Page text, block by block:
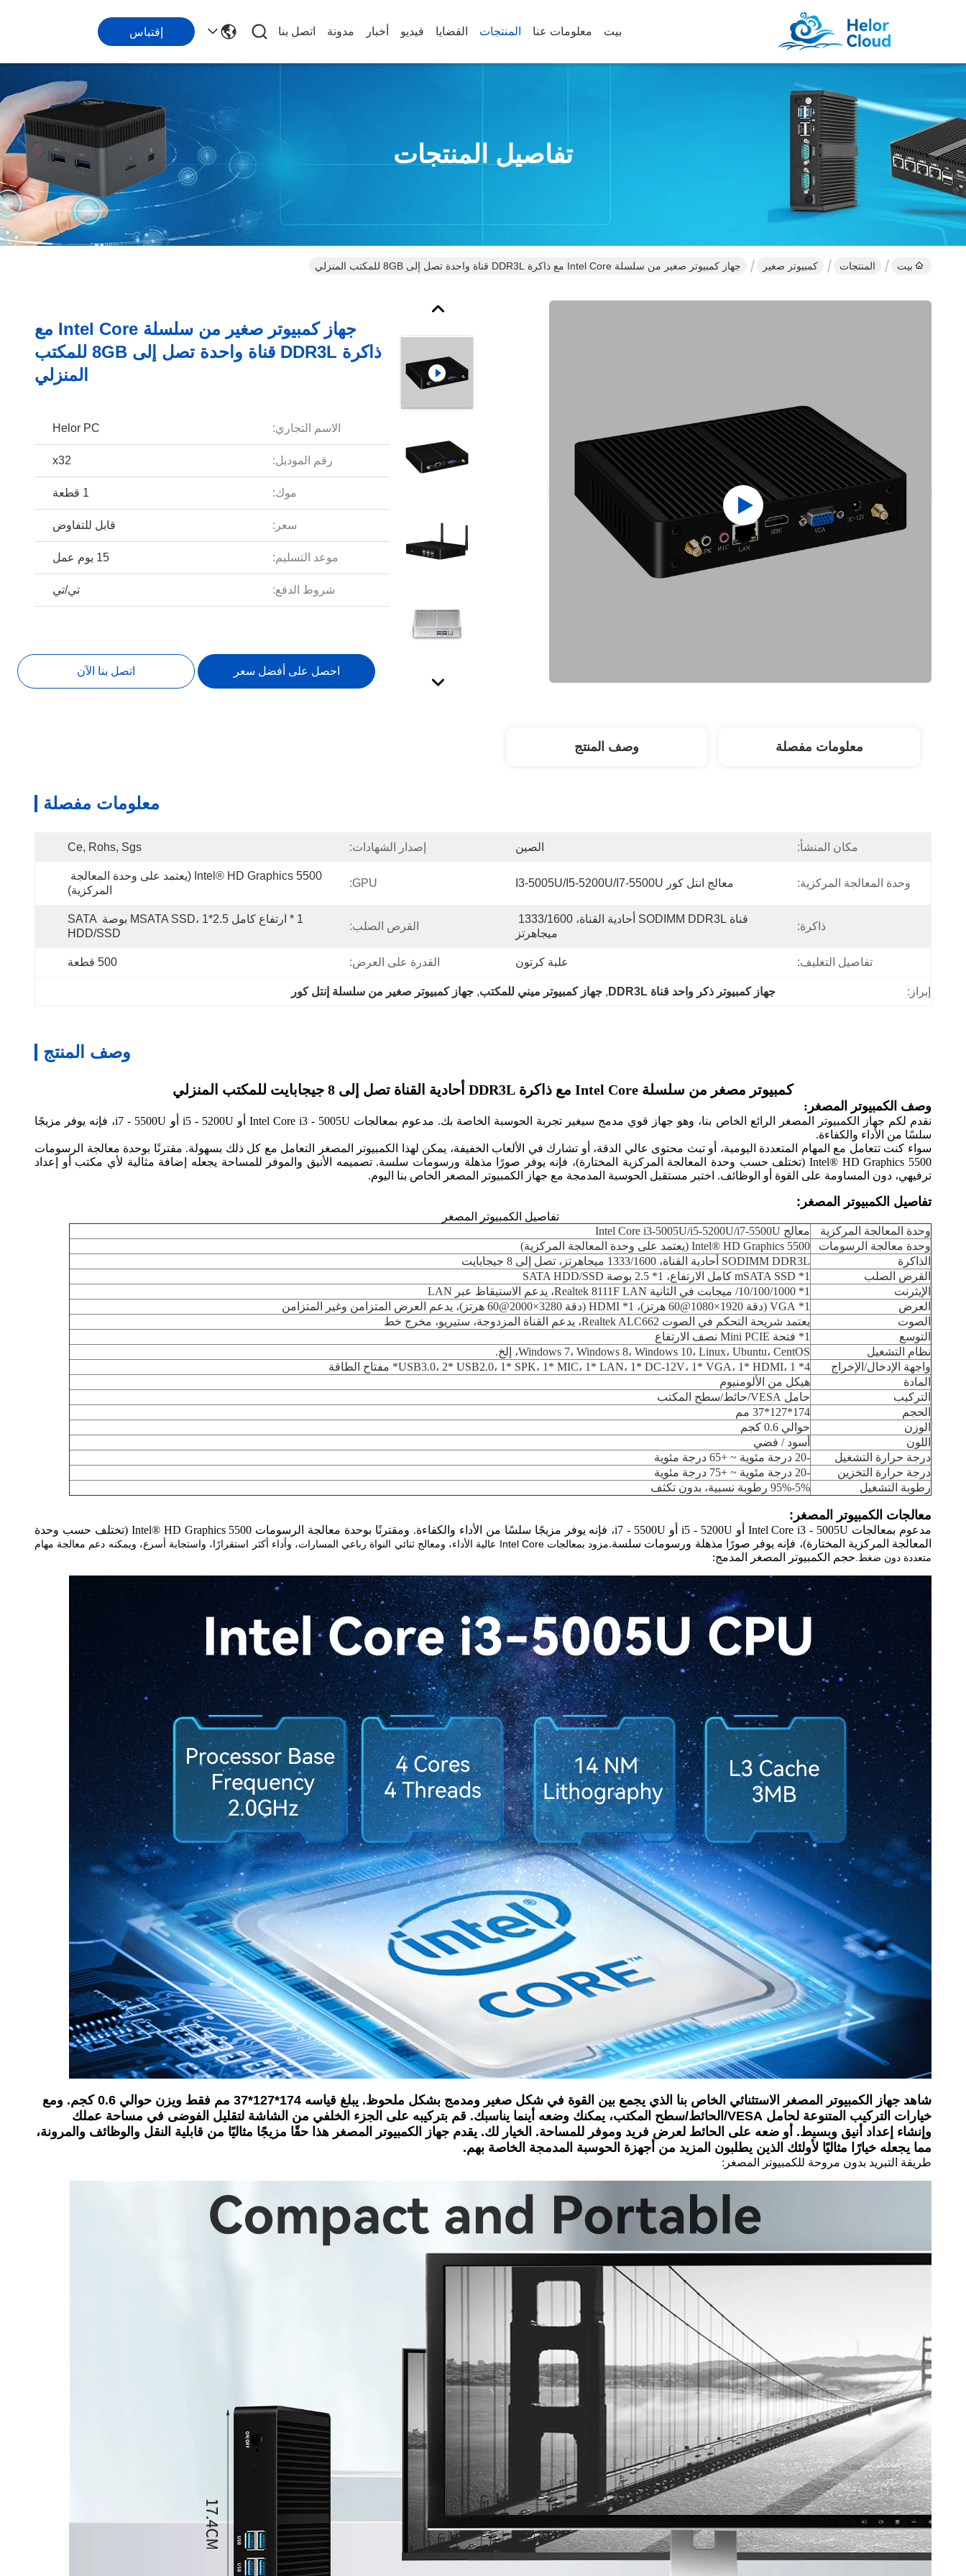
بيت معلومات عنا المنتجات القضايا فيديو أخبار مدونة اتصل بنا إقتباس
تفاصيل المنتجات
بيت المنتجات كمبيوتر صغير جهاز كمبيوتر صغير من سلسلة Intel Core مع ذاكرة DDR3L قناة واحدة تصل إلى 8GB للمكتب المنزلي
جهاز كمبيوتر صغير من سلسلة Intel Core مع
ذاكرة DDR3L قناة واحدة تصل إلى 8GB للمكتب
المنزلي
الاسم التجاري: Helor PC
رقم الموديل: x32
موك: 1 قطعة
سعر: قابل للتفاوض
موعد التسليم: 15 يوم عمل
شروط الدفع: تي/تي
احصل على أفضل سعر اتصل بنا الآن
معلومات مفصلة وصف المنتج
معلومات مفصلة
مكان المنشأ: الصين إصدار الشهادات: Ce, Rohs, Sgs
وحدة المعالجة المركزية: معالج انتل كور I3-5005U/i5-5200U/i7-5500U GPU:
المركزية)
ذاكرة:
ميجاهرتز
القرص الصلب:
1 * ارتفاع كامل MSATA SSD، 1*2.5 بوصة SATA
HDD/SSD
تفاصيل التغليف: علبة كرتون القدرة على العرض: 500 قطعة
إبراز: جهاز كمبيوتر ذكر واحد قناة DDR3L , جهاز كمبيوتر ميني للمكتب, جهاز كمبيوتر صغير من سلسلة إنتل كور
وصف المنتج
كمبيوتر مصغر من سلسلة Intel Core مع ذاكرة DDR3L أحادية القناة تصل إلى 8 جيجابايت للمكتب المنزلي
وصف الكمبيوتر المصغر:
نقدم لكم جهاز الكمبيوتر المصغر الرائع الخاص بنا، وهو جهاز قوي مدمج سيغير تجربة الحوسبة الخاصة بك. مدعوم بمعالجات Intel Core i3 - 5005U أو i5 - 5200U أو i7 - 5500U، فإنه يوفر مزيجًا
سلسًا من الأداء والكفاءة.
سواء كنت تتعامل مع المهام المتعددة اليومية، أو تبث محتوى عالي الدقة، أو تشارك في الألعاب الخفيفة، يمكن لهذا الكمبيوتر المصغر التعامل مع كل ذلك بسهولة. مقترنًا بوحدة معالجة الرسومات
Intel® HD Graphics 5500 (تختلف حسب وحدة المعالجة المركزية المختارة)، فإنه يوفر صورًا مذهلة ورسومات سلسة. تصميمه الأنيق والموفر للمساحة يجعله إضافة مثالية لأي مكتب أو إعداد
ترفيهي، دون المساومة على القوة أو الوظائف. اختبر مستقبل الحوسبة المدمجة مع جهاز الكمبيوتر المصغر الخاص بنا اليوم.
تفاصيل الكمبيوتر المصغر:
تفاصيل الكمبيوتر المصغر
وحدة المعالجة المركزية
معالج Intel Core i3-5005U/i5-5200U/i7-5500U
وحدة معالجة الرسومات
Intel® HD Graphics 5500 (يعتمد على وحدة المعالجة المركزية)
الذاكرة
SODIMM DDR3L أحادية القناة، 1333/1600 ميجاهرتز، تصل إلى 8 جيجابايت
القرص الصلب
1* mSATA SSD كامل الارتفاع، 1* 2.5 بوصة SATA HDD/SSD
الإيثرنت
1* 10/100/1000/ ميجابت في الثانية Realtek 8111F LAN، يدعم الاستيقاظ عبر LAN
العرض
1* VGA (دقة 1920×1080@60 هرتز)، 1* HDMI (دقة 3280×2000@60 هرتز)، يدعم العرض المتزامن وغير المتزامن
الصوت
يعتمد شريحة التحكم في الصوت Realtek ALC662، يدعم القناة المزدوجة، ستيريو، مخرج خط
التوسع
1* فتحة Mini PCIE نصف الارتفاع
نظام التشغيل
Windows 7، Windows 8، Windows 10، Linux، Ubuntu، CentOS، إلخ.
واجهة الإدخال/الإخراج
4* USB3.0، 2* USB2.0، 1* SPK، 1* MIC، 1* LAN، 1* DC-12V، 1* VGA، 1* HDMI، 1* مفتاح الطاقة
المادة
هيكل من الألومنيوم
التركيب
حامل VESA/حائط/سطح المكتب
الحجم
174*127*37 مم
الوزن
حوالي 0.6 كجم
اللون
أسود / فضي
درجة حرارة التشغيل
-20 درجة مئوية ~ +65 درجة مئوية
درجة حرارة التخزين
-20 درجة مئوية ~ +75 درجة مئوية
رطوبة التشغيل
5%-95% رطوبة نسبية، بدون تكثف
معالجات الكمبيوتر المصغر:
مدعوم بمعالجات Intel Core i3 - 5005U أو i5 - 5200U أو i7 - 5500U، فإنه يوفر مزيجًا سلسًا من الأداء والكفاءة. ومقترنًا بوحدة معالجة الرسومات Intel® HD Graphics 5500 (تختلف حسب وحدة
المعالجة المركزية المختارة)، فإنه يوفر صورًا مذهلة ورسومات سلسة.
مزود بمعالجات Intel Core عالية الأداء، ومعالج ثنائي النواة رباعي المسارات، وأداء أكثر استقرارًا، واستجابة أسرع، ويمكنه دعم معالجة مهام
متعددة دون ضغط. حجم الكمبيوتر المصغر المدمج:
شاهد جهاز الكمبيوتر المصغر الاستثنائي الخاص بنا الذي يجمع بين القوة في شكل صغير ومدمج بشكل ملحوظ. يبلغ قياسه 174*127*37 مم فقط ويزن حوالي 0.6 كجم. ومع
خيارات التركيب المتنوعة لحامل VESA/الحائط/سطح المكتب، يمكنك وضعه أينما يناسبك. قم بتركيبه على الجزء الخلفي من الشاشة لتقليل الفوضى في مساحة عملك
وإنشاء إعداد أنيق وبسيط. أو ضعه على الحائط لعرض فريد وموفر للمساحة. الخيار لك. يقدم جهاز الكمبيوتر المصغر هذا حقًا مزيجًا مثاليًا من قابلية النقل والوظائف والمرونة،
مما يجعله خيارًا مثاليًا لأولئك الذين يطلبون المزيد من أجهزة الحوسبة المدمجة الخاصة بهم.
طريقة التبريد بدون مروحة للكمبيوتر المصغر: